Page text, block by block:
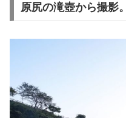
原尻の滝壺から撮影。